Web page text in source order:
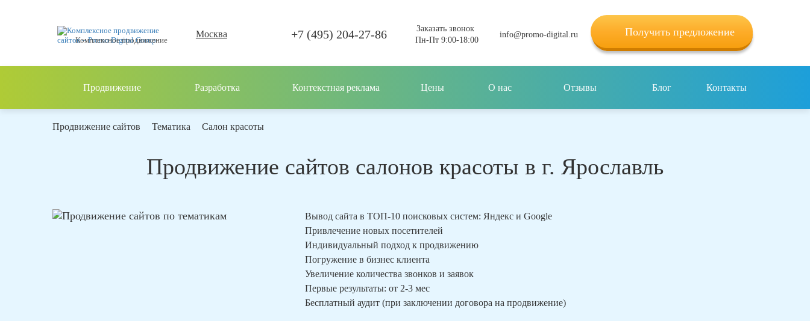
Комплексное продвижение
Москва +7 (495) 204-27-86
Заказать звонок
Пн-Пт 9:00-18:00
info@promo-digital.ru Получить предложение
Продвижение Разработка Контекстная реклама Цены О нас Отзывы Блог Контакты
Продвижение сайтов Тематика Салон красоты
Продвижение сайтов салонов красоты в г. Ярославль
Вывод сайта в ТОП-10 поисковых систем: Яндекс и Google
Привлечение новых посетителей
Индивидуальный подход к продвижению
Погружение в бизнес клиента
Увеличение количества звонков и заявок
Первые результаты: от 2-3 мес
Бесплатный аудит (при заключении договора на продвижение)